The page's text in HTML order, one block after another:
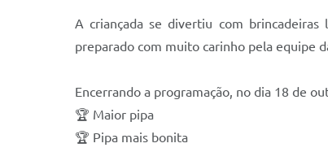
A criançada se divertiu com
preparado com muito carinho pela equipe
Encerrando a programação, no dia 18 de
🏆 Maior pipa
🏆 Pipa mais bonita